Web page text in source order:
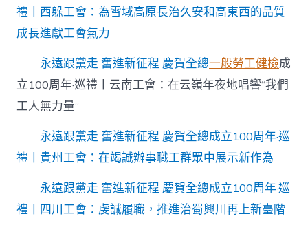
禮丨西躲工會：為雪域高原長治久安和高東西的品質
成長進獻工會氣力
永遠跟黨走 奮進新征程 慶賀全總一般勞工健檢成
立100周年·巡禮丨云南工會：在云嶺年夜地唱響“我們
工人無力量”
永遠跟黨走 奮進新征程 慶賀全總成立100周年·巡
禮丨貴州工會：在竭誠辦事職工群眾中展示新作為
永遠跟黨走 奮進新征程 慶賀全總成立100周年·巡
禮丨四川工會：虔誠履職，推進治蜀興川再上新臺階